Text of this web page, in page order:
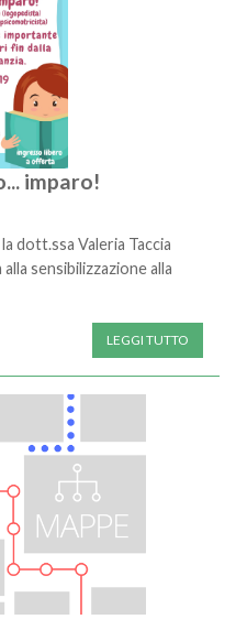
imparo!
dott.ssa Valeria Taccia
sensibilizzazione alla
LEGGI TUTTO